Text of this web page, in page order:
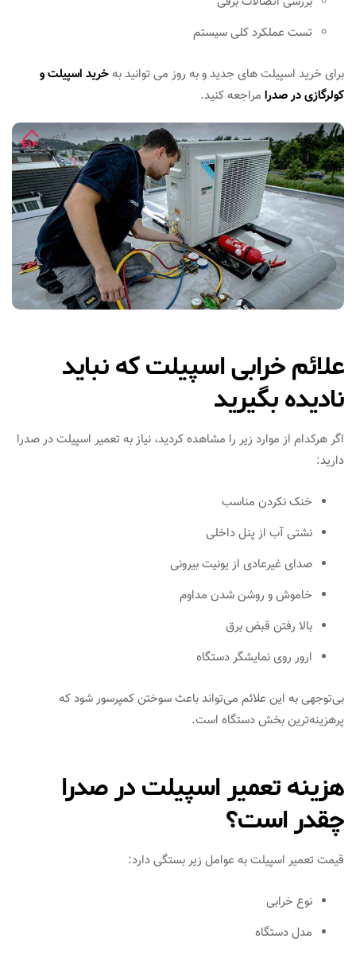
تست عملکرد کلی سیستم
برای خرید اسپیلت های جدید و به روز می توانید به خرید اسپیلت و
کولرگازی در صدرا مراجعه کنید.
علائم خرابی اسپیلت که نباید
نادیده بگیرید
اگر هرکدام از موارد زیر را مشاهده کردید، نیاز به تعمیر اسپیلت در صدرا
دارید:
خنک نکردن مناسب
نشتی آب از پنل داخلی
صدای غیرعادی از یونیت بیرونی
خاموش و روشن شدن مداوم
بالا رفتن قبض برق
ارور روی نمایشگر دستگاه
بی‌توجهی به این علائم می‌تواند باعث سوختن کمپرسور شود که
پرهزینه‌ترین بخش دستگاه است.
هزینه تعمیر اسپیلت در صدرا
چقدر است؟
قیمت تعمیر اسپیلت به عوامل زیر بستگی دارد:
نوع خرابی
مدل دستگاه